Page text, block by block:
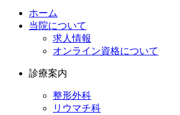
ホーム
当院について
求人情報
オンライン資格について
診療案内
整形外科
リウマチ科